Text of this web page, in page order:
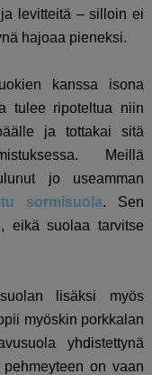
levitteitä – silloin ei
hajoaa pieneksi.
kanssa isona
tulee ripoteltua niin
ja tottakai sitä
Meillä
jo useamman
sormisuola. Sen
eikä suolaa tarvitse
lisäksi myös
myöskin porkkalan
yhdistettynä
on vaan